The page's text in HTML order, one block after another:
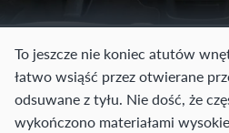
To jeszcze nie koniec atutów
łatwo wsiąść przez otwierane
odsuwane z tyłu. Nie dość, że
wykończono materiałami